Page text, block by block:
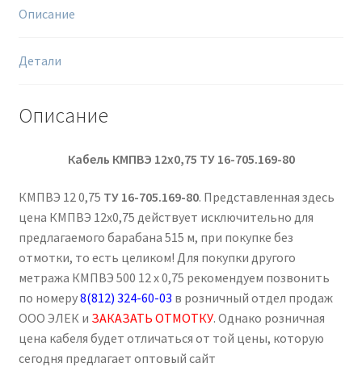
Описание
Детали
Описание
Кабель КМПВЭ 12х0,75 ТУ 16-705.169-80
КМПВЭ 12 0,75 ТУ 16-705.169-80. Представленная здесь
цена КМПВЭ 12х0,75 действует исключительно для
предлагаемого барабана 515 м, при покупке без
отмотки, то есть целиком! Для покупки другого
метража КМПВЭ 500 12 х 0,75 рекомендуем позвонить
по номеру8(812) 324-60-03 в розничный отдел продаж
ООО ЭЛЕК и ЗАКАЗАТЬ ОТМОТКУ. Однако розничная
цена кабеля будет отличаться от той цены, которую
сегодня предлагает оптовый сайт